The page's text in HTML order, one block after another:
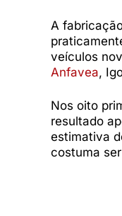
A
veículos
Anfavea,
Nos oito
resultado
estimativa
costuma